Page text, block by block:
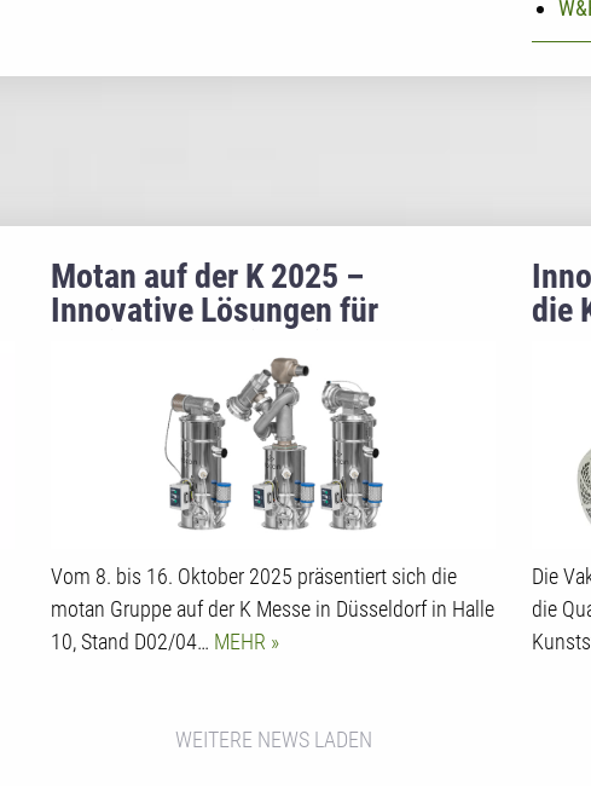
Motan auf der K 2025 –
Innovative Lösungen für
Kunststoffverarbeitung
Vom 8. bis 16. Oktober 2025 präsentiert sich die
motan Gruppe auf der K Messe in Düsseldorf in Halle
10, Stand D02/04… MEHR
die
Die
die
WEITERE NEWS LADEN